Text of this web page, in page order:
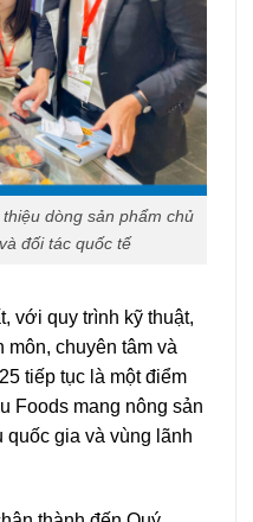
dòng sản phẩm chủ
đối tác quốc tế
với quy trình kỹ thuật,
chuyên tâm và
tiếp tục là một điểm
Foods mang nông sản
gia và vùng lãnh